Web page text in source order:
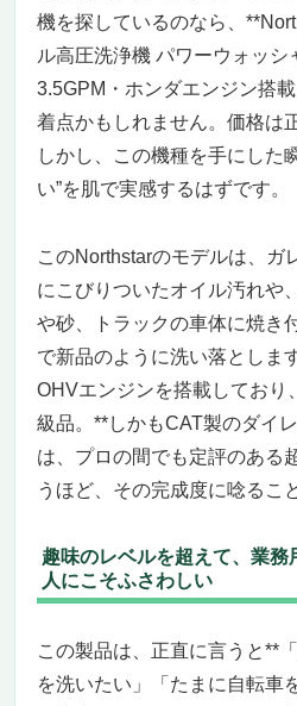
この価格に納得できる
機を探しているのなら、
ル高圧洗浄機 パワーウォッシ
3.5GPM・ホンダエンジン搭
着点かもしれません。価格は
しかし、この機種を手にした
い”を肌で実感するはずです。
このNorthstarのモデルは、ガ
にこびりついたオイル汚れや
や砂、トラックの車体に焼き
で新品のように洗い落としま
OHVエンジンを搭載しており
級品。**しかもCAT製のダイ
は、プロの間でも定評のある
うほど、その完成度に唸るこ
趣味のレベルを超えて、業務
人にこそふさわしい
この製品は、正直に言うと**
を洗いたい」「たまに自転車